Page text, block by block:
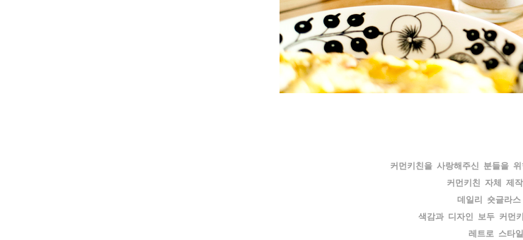
커먼키친을 사랑해주신 분들을
커먼키친 자체 제
데일리 숏글라
색감과 디자인 보두 커먼
레트로 스타